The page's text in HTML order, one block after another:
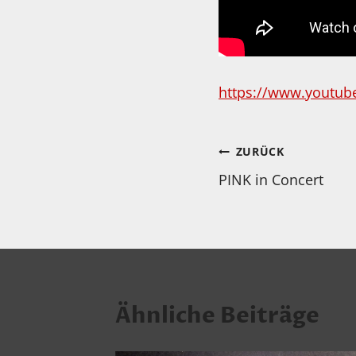
https://
ZURÜCK
PINK in Concert
Ähnliche Beiträge